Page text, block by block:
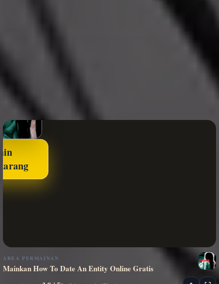
AREA PERMAINAN
Mainkan How To Date An Entity Online Gratis